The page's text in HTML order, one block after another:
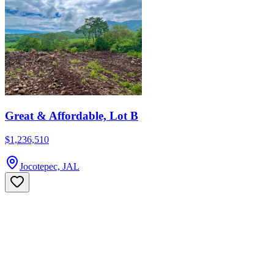
Great & Affordable, Lot B
$1,236,510
Jocotepec, JAL